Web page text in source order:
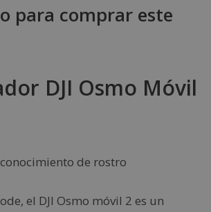
para comprar este
DJI Osmo Móvil
el DJI Osmo móvil 2 es un